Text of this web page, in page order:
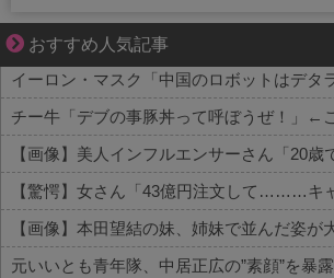
おすすめ人気記事
妻との生活が、夫をうつへ追い込んだ現実
元いいとも青年隊、中居正広の”素顔”を暴露